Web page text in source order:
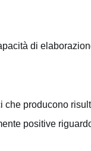
di
che producono
positive